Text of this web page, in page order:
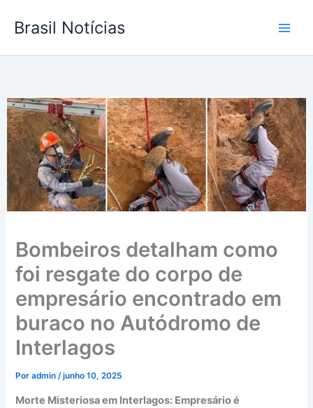
para
conteúdo
Brasil Notícias
Bombeiros detalham como
foi resgate do corpo de
empresário encontrado em
buraco no Autódromo de
Interlagos
Poradmin /junho 10, 2025
Morte Misteriosa em Interlagos: Empresário é